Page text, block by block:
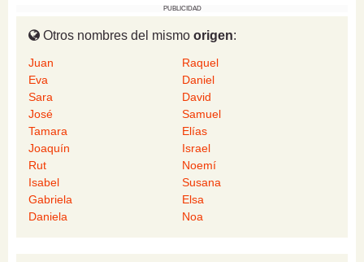
PUBLICIDAD
Otros nombres del mismo origen:
Juan
Raquel
Eva
Daniel
Sara
David
José
Samuel
Tamara
Elías
Joaquín
Israel
Rut
Noemí
Isabel
Susana
Gabriela
Elsa
Daniela
Noa